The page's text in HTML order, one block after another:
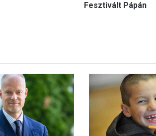
e
i
k
m
Fesztivált Pápán